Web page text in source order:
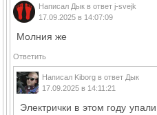
Написал Дык в ответ j-svejk
17.09.2025 в 14:07:09
Молния же
Ответить
Написал Kiborg в ответ Дык
17.09.2025 в 14:11:21
Электрички в этом году